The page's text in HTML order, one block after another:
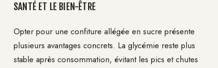
SANTÉ ET LE BIEN-ÊTRE
Opter pour une confiture allégée en sucre présente
plusieurs avantages concrets. La glycémie reste plus
stable après consommation, évitant les pics et chutes